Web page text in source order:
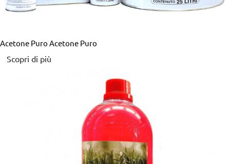
Acetone Puro Acetone Puro
Scopri di più